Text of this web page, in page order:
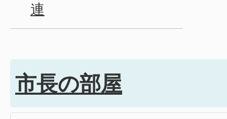
連
市長の部屋